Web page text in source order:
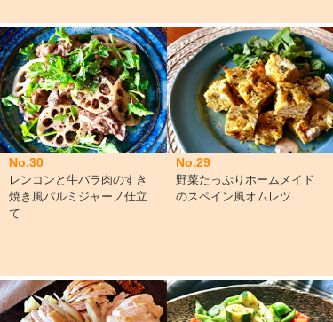
No.30
レンコンと牛バラ肉のすき
焼き風パルミジャーノ仕立
て
No.29
野菜たっぷりホームメイド
のスペイン風オムレツ